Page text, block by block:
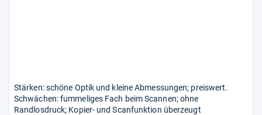
Stärken: schöne Optik und kleine Abmessungen; preiswert.
Schwächen: fummeliges Fach beim Scannen; ohne
Randlosdruck; Kopier- und Scanfunktion überzeugt